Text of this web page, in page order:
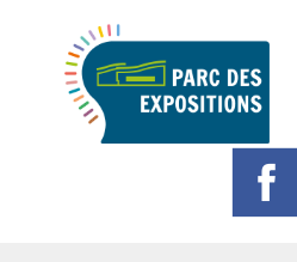
NOS